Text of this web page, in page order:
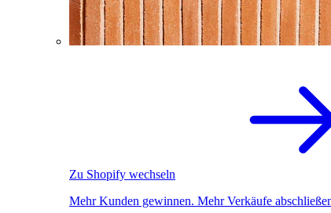
Zu Shopify wechseln
Mehr Kunden gewinnen. Mehr Verkäufe